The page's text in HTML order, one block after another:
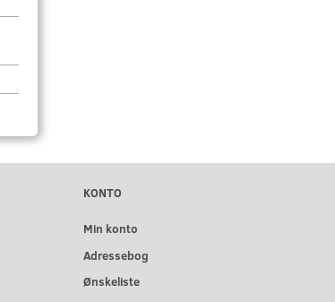
KONTO
Min konto
Adressebog
Ønskeliste